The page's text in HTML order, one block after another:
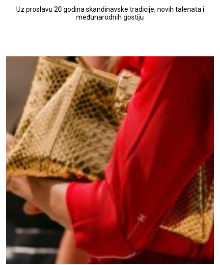
Uz proslavu 20 godina skandinavske tradicije, novih talenata i
međunarodnih gostiju